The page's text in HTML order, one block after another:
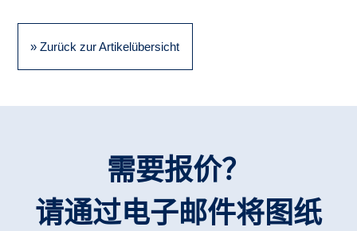
» Zurück zur Artikelübersicht
需要报价？
请通过电子邮件将图纸